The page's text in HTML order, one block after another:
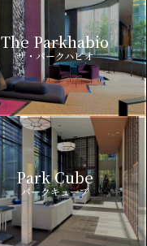
The Parkhabio
ザ・パークハビオ
Park Cube
パークキューブ